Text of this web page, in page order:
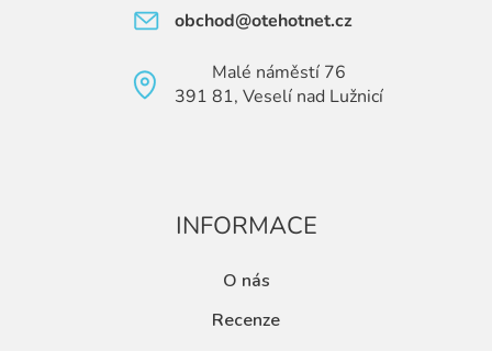
obchod@otehotnet.cz
Malé náměstí 76
391 81, Veselí nad Lužnicí
INFORMACE
O nás
Recenze